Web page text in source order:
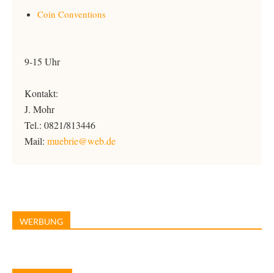
Coin Conventions
9-15 Uhr
Kontakt:
J. Mohr
Tel.: 0821/813446
Mail: muebrie@web.de
WERBUNG